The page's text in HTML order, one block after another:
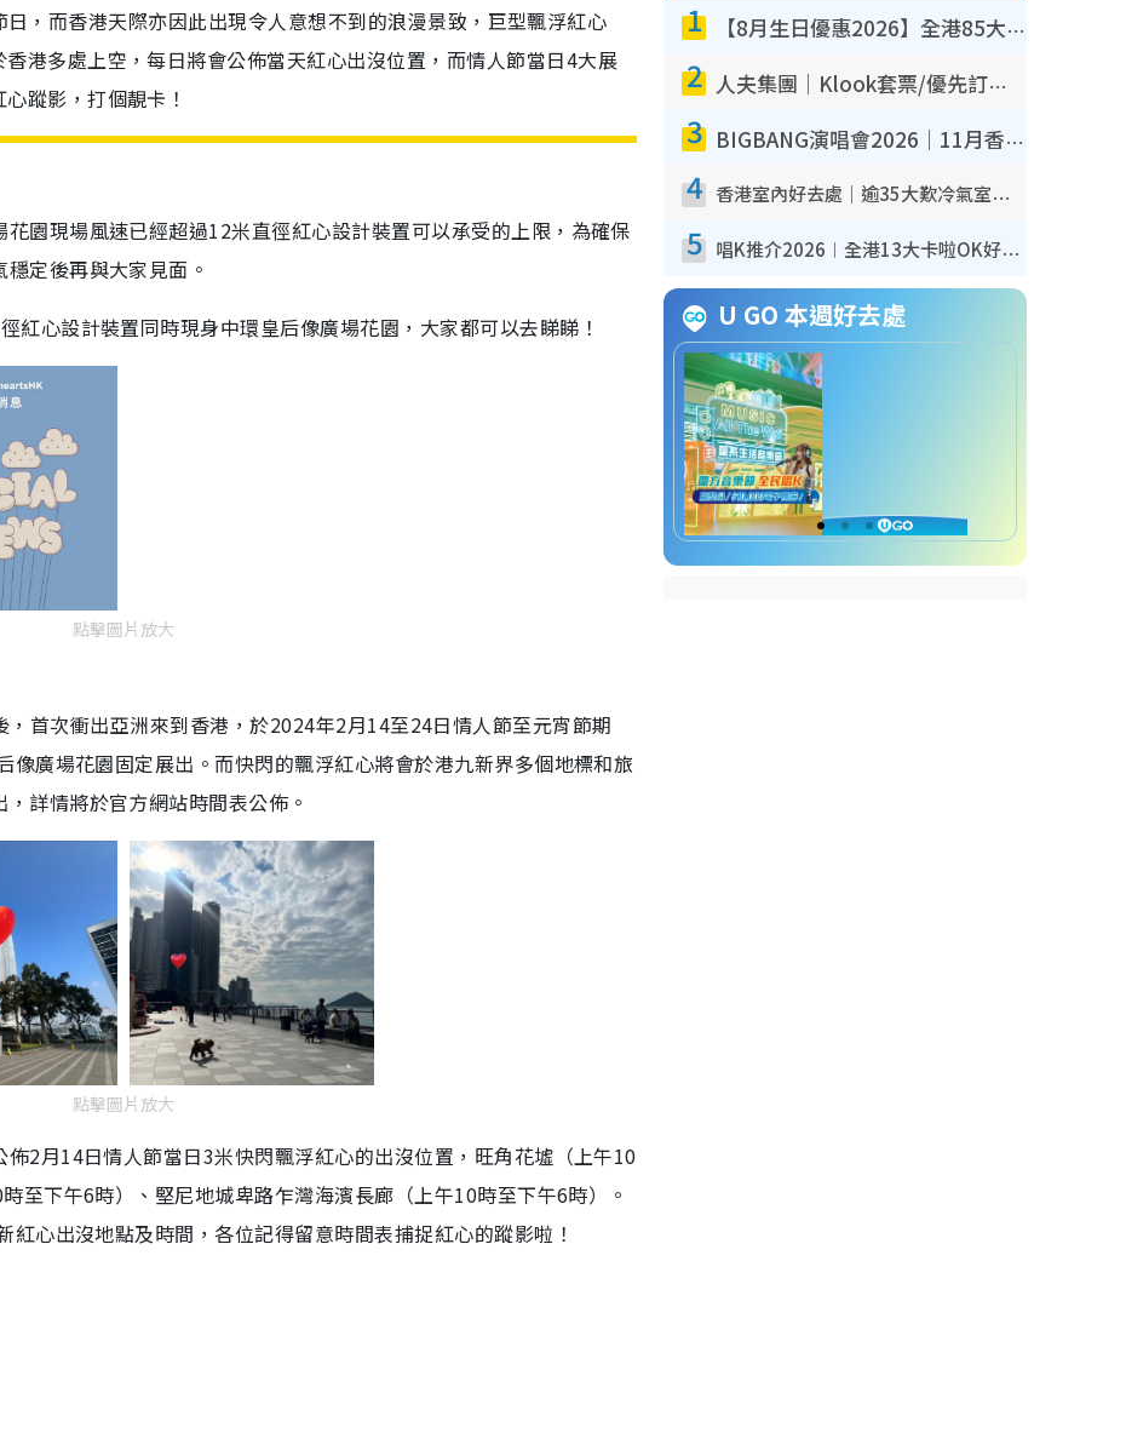
，而香港天際亦因此出現令人意想不到的浪漫景致，巨型飄浮紅心
港多處上空，每日將會公佈當天紅心出沒位置，而情人節當日4大展
蹤影，打個靚卡！
園現場風速已經超過12米直徑紅心設計裝置可以承受的上限，為確保
定後再與大家見面。
紅心設計裝置同時現身中環皇后像廣場花園，大家都可以去睇睇！
點擊圖片放大
首次衝出亞洲來到香港，於2024年2月14至24日情人節至元宵節期
廣場花園固定展出。而快閃的飄浮紅心將會於港九新界多個地標和旅
詳情將於官方網站時間表公佈。
點擊圖片放大
2月14日情人節當日3米快閃飄浮紅心的出沒位置，旺角花墟（上午10
至下午6時）、堅尼地城卑路乍灣海濱長廊（上午10時至下午6時）。
紅心出沒地點及時間，各位記得留意時間表捕捉紅心的蹤影啦！
1 【8月生日優惠2026】全港85大食買玩著數攻略 自助餐/火鍋放題同行免費＋誠品/DONKI送現金券
2 人夫集團｜Klook套票/優先訂票/公開發售搶飛攻略！附票價.購票連結.場地座位表
3 BIGBANG演唱會2026｜11月香港啟德開3場！實名制VIP申請、優先購票攻略
4 香港室內好去處｜逾35大歎冷氣室內好去處推介 室內活動免費避雨無懼落雨
5 唱K推介2026︱全港13大卡啦OK好去處！最平$36起 日文K都有！(附地址+收費詳情)
U GO 本週好去處